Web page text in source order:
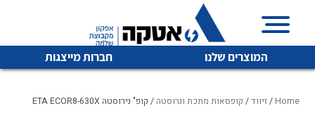
המוצרים שלנו חברות מייצגות
Home
/זיווד/ קופסאות מתכת ונרוסטה / קופ" נירוסטה ETA ECOR8-630X